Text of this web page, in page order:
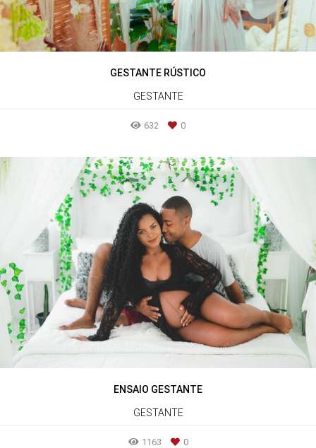
GESTANTE RÚSTICO
GESTANTE
632 0
ENSAIO GESTANTE
GESTANTE
1163 0